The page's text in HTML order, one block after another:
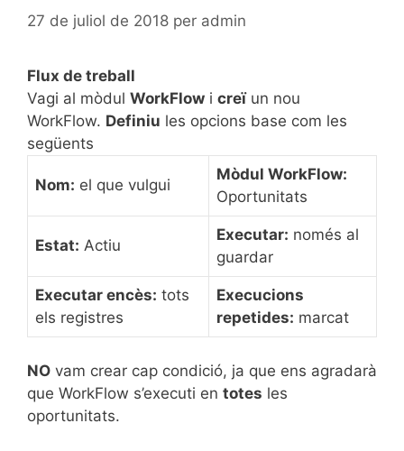
27 de juliol de 2018 per admin
Flux de treball
Vagi al mòdul WorkFlow i creïun nou
WorkFlow. Definiu les opcions base com les
següents
Nom: el que vulgui
Mòdul WorkFlow:
Oportunitats
Estat: Actiu
Executar: només al
guardar
Executar encès: tots
els registres
Execucions
repetides: marcat
NO vam crear cap condició, ja que ens agradarà
que WorkFlow s’executi en totes les
oportunitats.